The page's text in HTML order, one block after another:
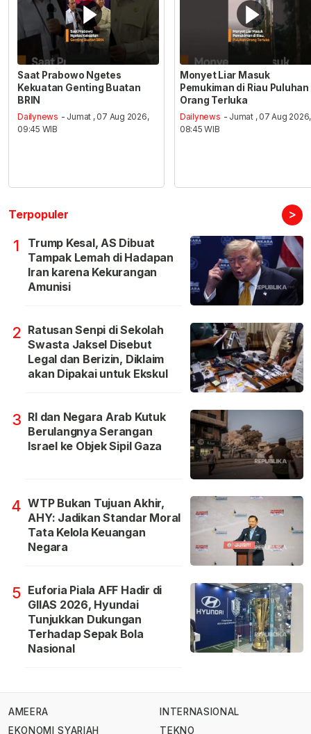
Saat Prabowo Ngetes
Kekuatan Genting Buatan
BRIN
Dailynews - Jumat , 07 Aug 2026,
09:45 WIB
Monyet Liar Masuk
Pemukiman di Riau Puluhan
Orang Terluka
Dailynews - Jumat , 07 Aug 2026,
08:45 WIB
Terpopuler >
1
Trump Kesal, AS Dibuat
Tampak Lemah di Hadapan
Iran karena Kekurangan
Amunisi
2 Ratusan Senpi di Sekolah
Swasta Jaksel Disebut
Legal dan Berizin, Diklaim
akan Dipakai untuk Ekskul
3 RI dan Negara Arab Kutuk
Berulangnya Serangan
Israel ke Objek Sipil Gaza
4 WTP Bukan Tujuan Akhir,
AHY: Jadikan Standar Moral
Tata Kelola Keuangan
Negara
5 Euforia Piala AFF Hadir di
GIIAS 2026, Hyundai
Tunjukkan Dukungan
Terhadap Sepak Bola
Nasional
AMEERA
EKONOMI SYARIAH
INTERNASIONAL
TEKNO